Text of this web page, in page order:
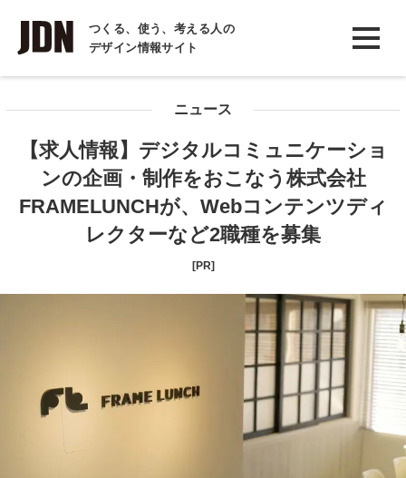
つくる、使う、考える人の
デザイン情報サイト
INTERVIEW
インタビュー
COLUMN
コラム
ニュース
【求人情報】デジタルコミュニケーショ
ンの企画・制作をおこなう株式会社
FRAMELUNCHが、Webコンテンツディ
レクターなど2職種を募集
[PR]